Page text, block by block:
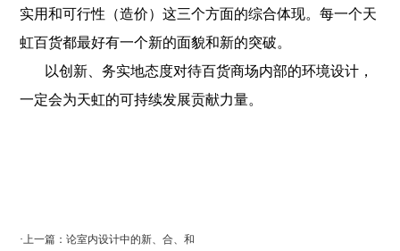
实用和可行性（造价）这三个方面的综合体现。每一个天
虹百货都最好有一个新的面貌和新的突破。
以创新、务实地态度对待百货商场内部的环境设计，
一定会为天虹的可持续发展贡献力量。
·上一篇：论室内设计中的新、合、和